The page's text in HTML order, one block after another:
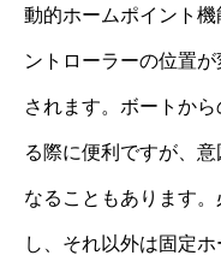
動的ホームポイント
ントローラーの位置
されます。ボートか
る際に便利ですが、
なることもあります
し、それ以外は固定